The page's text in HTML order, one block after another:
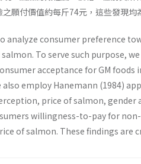
願付價值約每斤74元，這些發現均
analyze consumer preference
To serve such purpose,
acceptance for GM
employ Hanemann (1984)
price of salmon,
willingness-to-pay for
of salmon. These findings